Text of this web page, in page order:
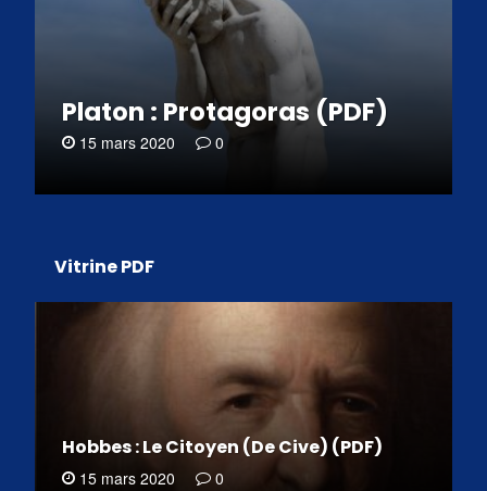
Platon : Protagoras (PDF)
15 mars 2020 0
Vitrine PDF
Hobbes : Le Citoyen (De Cive) (PDF)
15 mars 2020 0